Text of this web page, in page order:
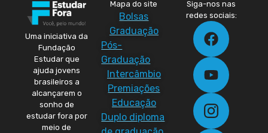
Uma iniciativa da
Fundação
Estudar que
ajuda jovens
brasileiros a
alcançarem o
sonho de
estudar fora por
meio de
Mapa do site
Bolsas
Graduação
Pós-
Graduação
Intercâmbio
Premiações
Educação
Duplo diploma
Siga-nos nas
redes sociais: